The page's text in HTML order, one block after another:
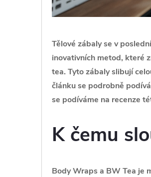
Tělové zábaly se v
inovativních metod, které
tea. Tyto zábaly slibují
článku se podrobně
se podíváme na recenze
K čemu
Body Wraps a BW Tea je